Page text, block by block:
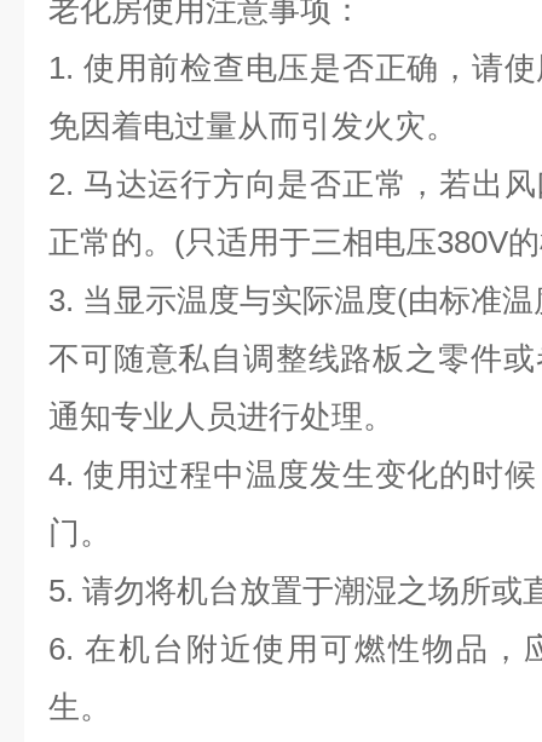
老化房使用注意事项：
1. 使用前检查电压是否正确，请
免因着电过量从而引发火灾。
2. 马达运行方向是否正常，若出
正常的。(只适用于三相电压380V
3. 当显示温度与实际温度(由标准
不可随意私自调整线路板之零件
通知专业人员进行处理。
4. 使用过程中温度发生变化的时
门。
5. 请勿将机台放置于潮湿之场所或
6. 在机台附近使用可燃性物品，
生。